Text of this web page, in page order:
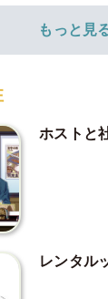
もっと見
ホストと
レンタル